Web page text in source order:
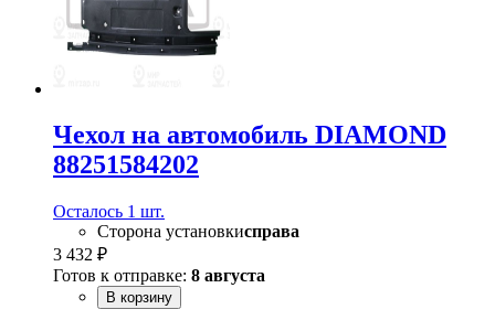
Чехол на автомобиль DIAMOND
88251584202
Осталось 1 шт.
Сторона установкисправа
3 432 ₽
Готов к отправке: 8 августа
В корзину